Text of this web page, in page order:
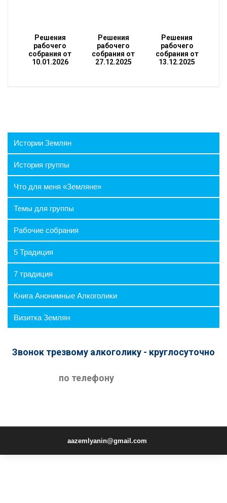
Решения
рабочего
собрания от
10.01.2026
Решения
рабочего
собрания от
27.12.2025
Решения
рабочего
собрания от
13.12.2025
Истории Землян
История группы
Что для меня «Земляне»
Темы для группы
Рабочие собрания
5 Традиция
7 традиция
Книга Анонимные Алкоголики
Визитка Землян
Звонок трезвому алкоголику - круглосуточно
по телефону
aazemlyanin@gmail.com